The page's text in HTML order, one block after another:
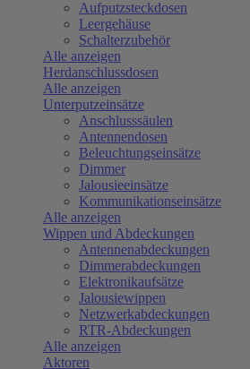
Aufputzsteckdosen
Leergehäuse
Schalterzubehör
Alle anzeigen
Herdanschlussdosen
Alle anzeigen
Unterputzeinsätze
Anschlusssäulen
Antennendosen
Beleuchtungseinsätze
Dimmer
Jalousieeinsätze
Kommunikationseinsätze
Alle anzeigen
Wippen und Abdeckungen
Antennenabdeckungen
Dimmerabdeckungen
Elektronikaufsätze
Jalousiewippen
Netzwerkabdeckungen
RTR-Abdeckungen
Alle anzeigen
Aktoren